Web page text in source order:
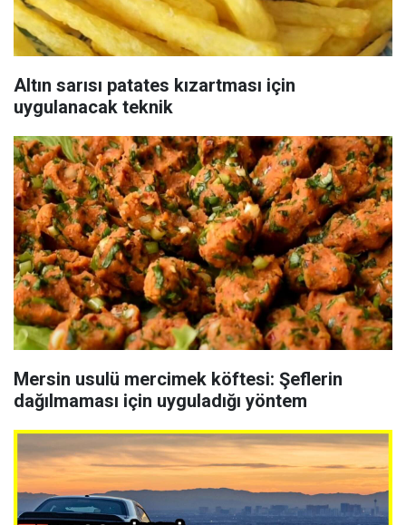
Altın sarısı patates kızartması için
uygulanacak teknik
Mersin usulü mercimek köftesi: Şeflerin
dağılmaması için uyguladığı yöntem